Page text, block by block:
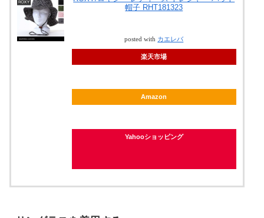
帽子 RHT181323
posted with カエレバ
楽天市場
Amazon
Yahooショッピング